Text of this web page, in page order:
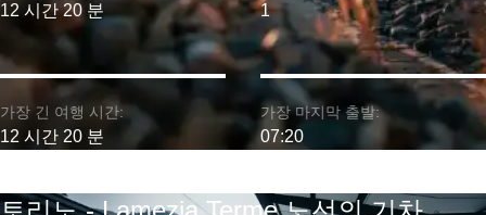
12 시간 20 분
가장 긴 여행 시간:
12 시간 20 분
1
가장 마지막 출발:
07:20